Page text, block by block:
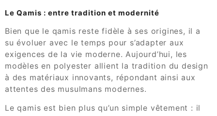
Le Qamis : entre tradition et modernité
Bien que le qamis reste fidèle à ses origines, il a
su évoluer avec le temps pour s’adapter aux
exigences de la vie moderne. Aujourd’hui, les
modèles en polyester allient la tradition du design
à des matériaux innovants, répondant ainsi aux
attentes des musulmans modernes.
Le qamis est bien plus qu’un simple vêtement : il